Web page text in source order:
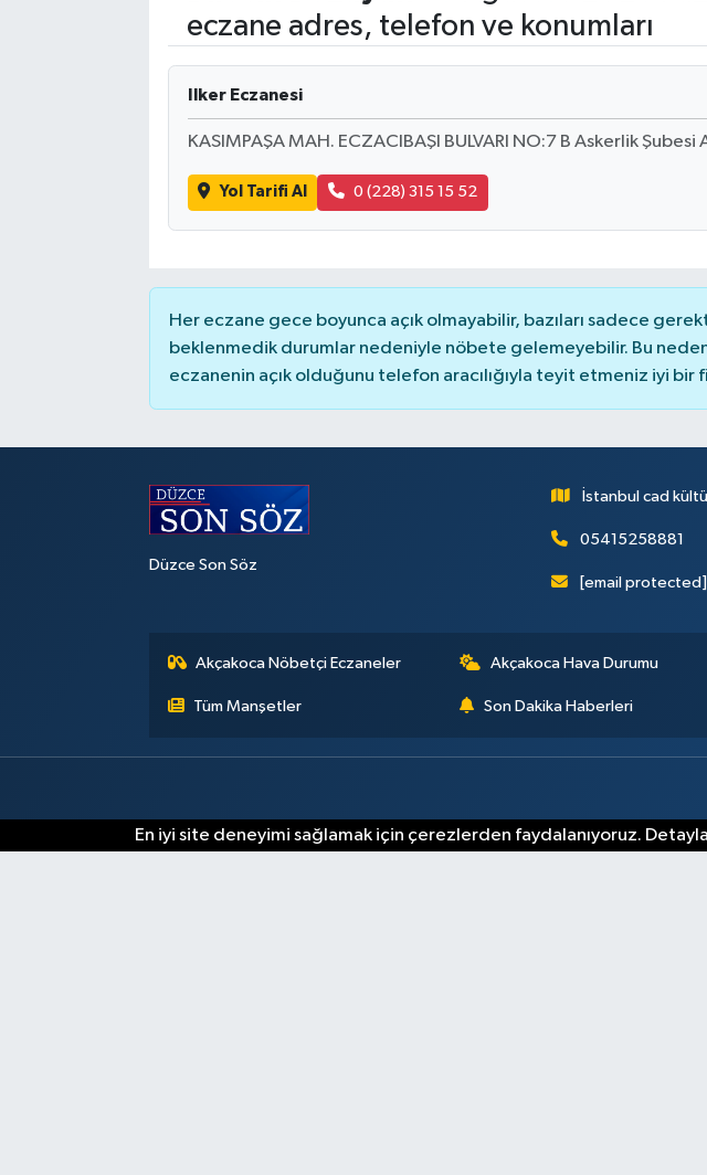
eczane adres, telefon ve konumları
Ilker Eczanesi
KASIMPAŞA MAH. ECZACIBAŞI BULVARI NO:7 B Askerlik Şubesi
Yol Tarifi Al 0 (228) 315 15 52
Her eczane gece boyunca açık olmayabilir, bazıları sadece
beklenmedik durumlar nedeniyle nöbete gelemeyebilir. Bu
eczanenin açık olduğunu telefon aracılığıyla teyit etmeniz iyi bir
Düzce Son Söz
İstanbul cad
05415258881
[email protected]
Akçakoca Nöbetçi Eczaneler Akçakoca Hava Durumu
Tüm Manşetler Son Dakika Haberleri
En iyi site deneyimi sağlamak için çerezlerden faydalanıyoruz.